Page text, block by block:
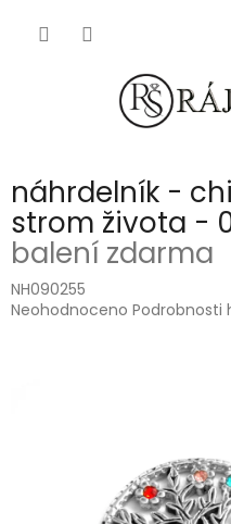
náhrdelník -
strom života -
balení zdarma
NH090255
Průměrné
Neohodnoceno Podrobnosti